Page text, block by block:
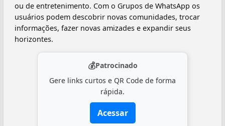
ou de entretenimento. Com o Grupos de WhatsApp os
usuários podem descobrir novas comunidades, trocar
informações, fazer novas amizades e expandir seus
horizontes.
💰Patrocinado
Gere links curtos e QR Code de forma
rápida.
Acessar